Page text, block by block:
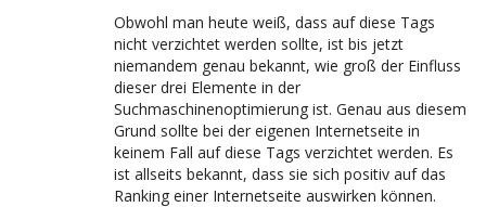
Obwohl man heute weiß, dass auf diese Tags
nicht verzichtet werden sollte, ist bis jetzt
niemandem genau bekannt, wie groß der Einfluss
dieser drei Elemente in der
Suchmaschinenoptimierung ist. Genau aus diesem
Grund sollte bei der eigenen Internetseite in
keinem Fall auf diese Tags verzichtet werden. Es
ist allseits bekannt, dass sie sich positiv auf das
Ranking einer Internetseite auswirken können.